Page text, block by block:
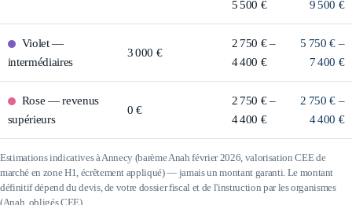
5 500 €
9 500 €
Violet—
intermédiaires
3 000 €
2 750 € –
4 400 €
5 750 € –
7 400 €
Rose —revenus
supérieurs
0 €
2 750 € –
4 400 €
2 750 € –
4 400 €
Estimations indicatives àAnnecy (barème Anah février 2026, valorisation CEE de
marché en zoneH1, écrêtement appliqué) — jamais un montant garanti. Le montant
définitif dépend du devis, de votre dossier fiscal et de l'instruction par les organismes
(Anah, obligés CEE).